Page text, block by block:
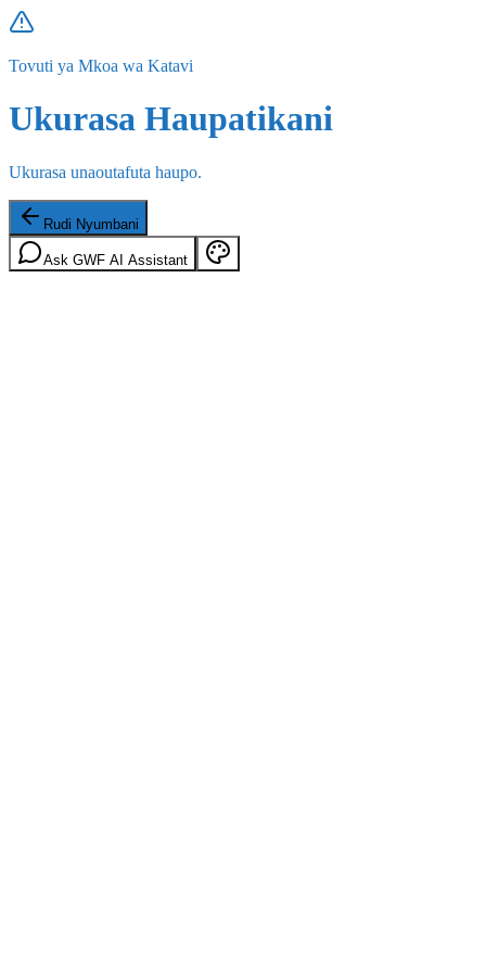
Tovuti ya Mkoa wa Katavi
Ukurasa Haupatikani
Ukurasa unaoutafuta haupo.
Rudi Nyumbani
Ask GWF AI Assistant